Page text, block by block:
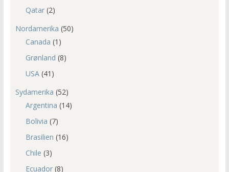
Qatar(2)
Nordamerika (50)
Canada (1)
Grønland (8)
USA(41)
Sydamerika (52)
Argentina (14)
Bolivia (7)
Brasilien (16)
Chile (3)
Ecuador(8)